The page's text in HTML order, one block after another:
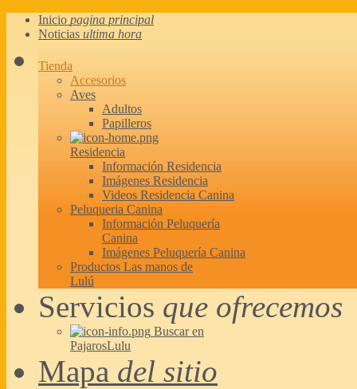
Inicio pagina principal
Noticias ultima hora
Tienda
Accesorios
Aves
Adultos
Papilleros
Residencia
Información Residencia
Imágenes Residencia
Videos Residencia Canina
Peluqueria Canina
Información Peluquería
Canina
Imágenes Peluquería Canina
Productos Las manos de
Lulú
Servicios que ofrecemos
Buscar en
PajarosLulu
Mapa del sitio